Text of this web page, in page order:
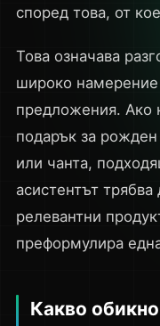
според това, от
Това означава
широко
предложения. Ако
подарък за
или чанта,
асистентът
релевантни
преформулира
Какво